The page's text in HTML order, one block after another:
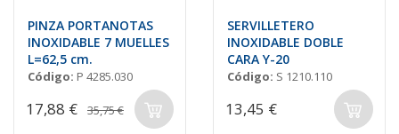
PINZA PORTANOTAS
INOXIDABLE 7 MUELLES
L=62,5 cm.
Código: P 4285.030
17,88 € 35,75 €
SERVILLETERO
INOXIDABLE DOBLE
CARA Y-20
Código: S 1210.110
13,45 €